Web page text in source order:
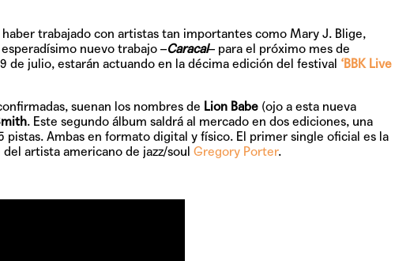
trabajado con artistas tan importantes como Mary J. Blige,
nuevo trabajo –Caracal– para el próximo mes de
de julio, estarán actuando en la décima edición del festival ‘BBK Live
suenan los nombres de Lion Babe(ojo a esta nueva
. Este segundo álbum saldrá al mercado en dos ediciones, una
pistas. Ambas en formato digital y físico. El primer single oficial es la
artista americano de jazz/soul Gregory Porter.